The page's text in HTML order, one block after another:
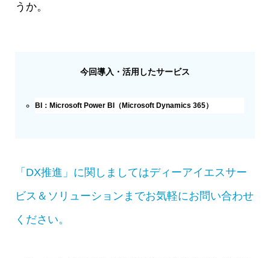
うか。
今回導入・活用したサービス
BI：Microsoft Power BI（Microsoft Dynamics 365）
「DX推進」に関しましてはディーアイエスサー
ビス＆ソリューションまでお気軽にお問い合わせ
ください。